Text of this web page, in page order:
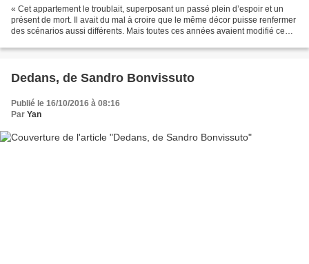
« Cet appartement le troublait, superposant un passé plein d’espoir et un
présent de mort. Il avait du mal à croire que le même décor puisse renfermer
des scénarios aussi différents. Mais toutes ces années avaient modifié ce
Dedans, de Sandro Bonvissuto
Publié le 16/10/2016 à 08:16
Par Yan